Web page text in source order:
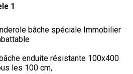
1
bâche spéciale Immobilier
enduite résistante 100x400
les 100 cm,